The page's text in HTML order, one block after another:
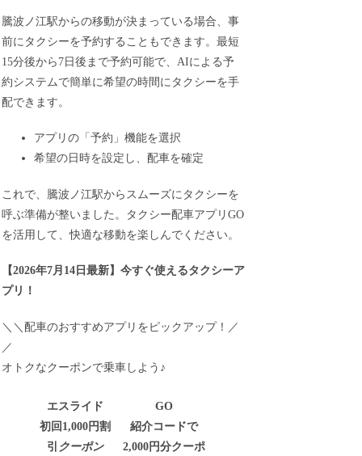
騰波ノ江駅からの移動が決まっている場合、事
前にタクシーを予約することもできます。最短
15分後から7日後まで予約可能で、AIによる予
約システムで簡単に希望の時間にタクシーを手
配できます。
アプリの「予約」機能を選択
希望の日時を設定し、配車を確定
これで、騰波ノ江駅からスムーズにタクシーを
呼ぶ準備が整いました。タクシー配車アプリGO
を活用して、快適な移動を楽しんでください。
【2026年7月14日最新】今すぐ使えるタクシーア
プリ！
＼＼配車のおすすめアプリをピックアップ！／
／
オトクなクーポンで乗車しよう♪
エスライド
初回1,000円割
引 クーポン
GO
紹介コードで
2,000円分クーポ